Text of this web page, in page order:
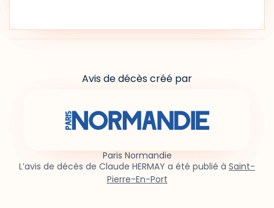
Avis de décès créé par
Paris Normandie
L’avis de décès de Claude HERMAY a été publié à Saint-
Pierre-En-Port